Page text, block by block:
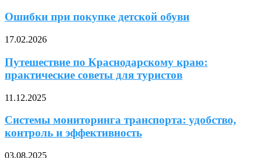
Ошибки при покупке детской обуви
17.02.2026
Путешествие по Краснодарскому краю:
практические советы для туристов
11.12.2025
Системы мониторинга транспорта: удобство,
контроль и эффективность
03.08.2025